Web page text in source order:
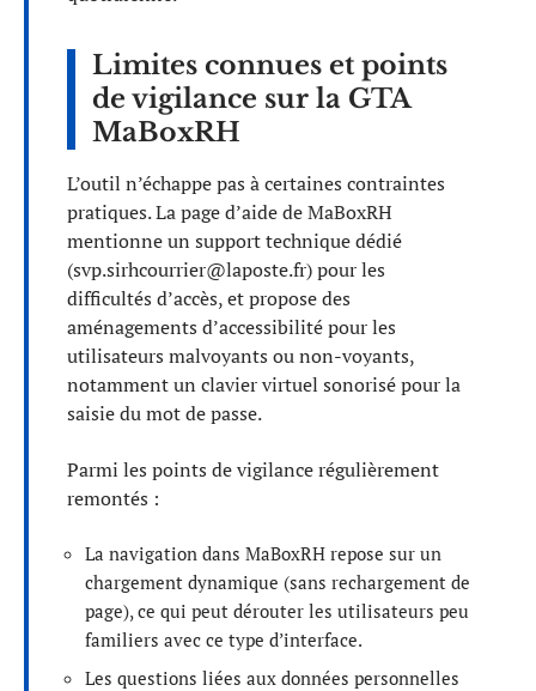
Limites connues et points
de vigilance sur la GTA
MaBoxRH
L’outil n’échappe pas à certaines contraintes
pratiques. La page d’aide de MaBoxRH
mentionne un support technique dédié
(svp.sirhcourrier@laposte.fr) pour les
difficultés d’accès, et propose des
aménagements d’accessibilité pour les
utilisateurs malvoyants ou non-voyants,
notamment un clavier virtuel sonorisé pour la
saisie du mot de passe.
Parmi les points de vigilance régulièrement
remontés :
La navigation dans MaBoxRH repose sur un
chargement dynamique (sans rechargement de
page), ce qui peut dérouter les utilisateurs peu
familiers avec ce type d’interface.
Les questions liées aux données personnelles